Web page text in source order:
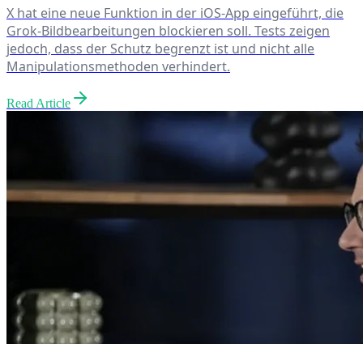
X hat eine neue Funktion in der iOS-App eingeführt, die
Grok-Bildbearbeitungen blockieren soll. Tests zeigen
jedoch, dass der Schutz begrenzt ist und nicht alle
Manipulationsmethoden verhindert.
Read Article